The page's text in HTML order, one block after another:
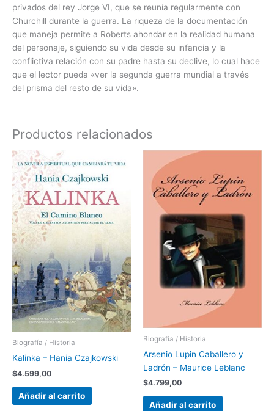
privados del rey Jorge VI, que se reunía regularmente con
Churchill durante la guerra. La riqueza de la documentación
que maneja permite a Roberts ahondar en la realidad humana
del personaje, siguiendo su vida desde su infancia y la
conflictiva relación con su padre hasta su declive, lo cual hace
que el lector pueda «ver la segunda guerra mundial a través
del prisma del resto de su vida».
Productos relacionados
Biografía / Historia
Kalinka – Hania Czajkowski
$4.599,00
Añadir al carrito
Biografía / Historia
Arsenio Lupin Caballero y
Ladrón – Maurice Leblanc
$4.799,00
Añadir al carrito